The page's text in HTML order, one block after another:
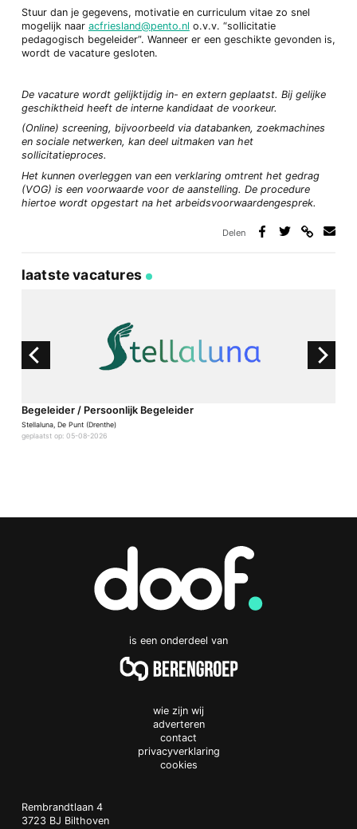
Stuur dan je gegevens, motivatie en curriculum vitae zo snel
mogelijk naar acfriesland@pento.nl o.v.v. “sollicitatie
pedagogisch begeleider”. Wanneer er een geschikte gevonden is,
wordt de vacature gesloten.
De vacature wordt gelijktijdig in- en extern geplaatst. Bij gelijke
geschiktheid heeft de interne kandidaat de voorkeur.
(Online) screening, bijvoorbeeld via databanken, zoekmachines
en sociale netwerken, kan deel uitmaken van het
sollicitatieproces.
Het kunnen overleggen van een verklaring omtrent het gedrag
(VOG) is een voorwaarde voor de aanstelling. De procedure
hiertoe wordt opgestart na het arbeidsvoorwaardengesprek.
Delen
laatste vacatures
Begeleider / Persoonlijk Begeleider
Stellaluna, De Punt (Drenthe)
geplaatst op: 05-08-2026
is een onderdeel van
wie zijn wij
adverteren
contact
privacyverklaring
cookies
Doof.nl
work
Rembrandtlaan 4
3723 BJ Bilthoven